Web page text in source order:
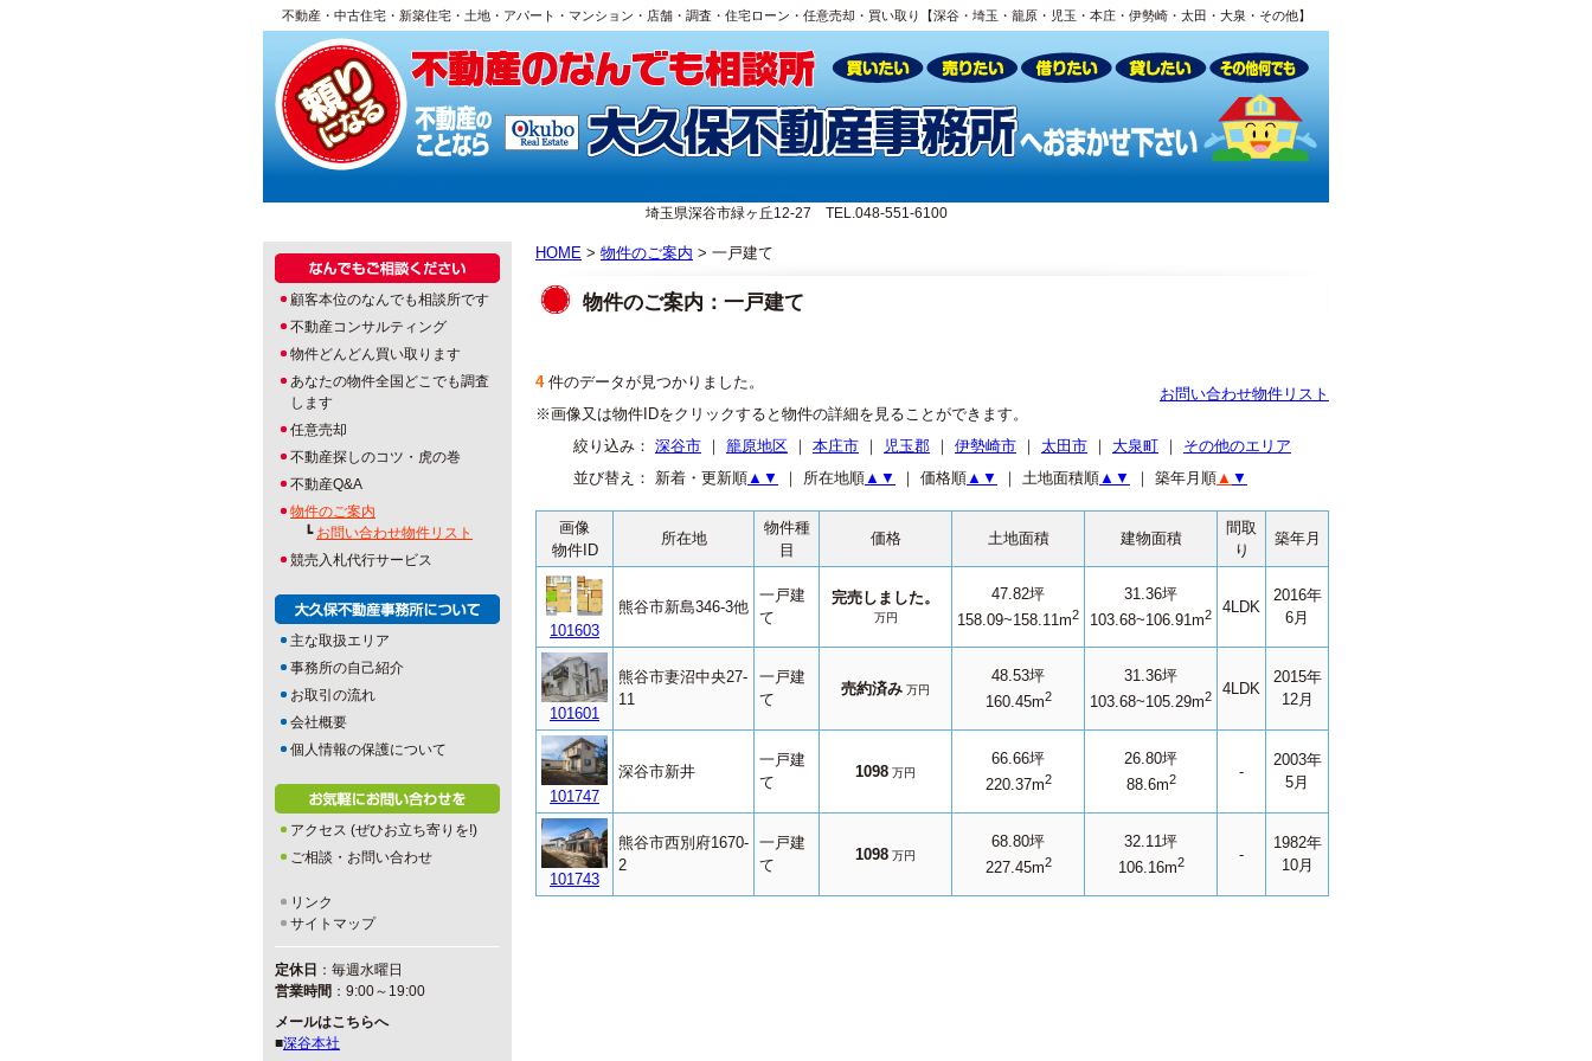
不動産・中古住宅・新築住宅・土地・アパート・マンション・店舗・調査・住宅ローン・任意売却・買い取り【深谷・埼玉・籠原・児玉・本庄・伊勢崎・太田・大泉・その他】
埼玉県深谷市緑ヶ丘12-27 TEL.048-551-6100
HOME > 物件のご案内 > 一戸建て
物件のご案内：一戸建て
4件のデータが見つかりました。
※画像又は物件IDをクリックすると物件の詳細を見ることができます。
お問い合わせ物件リスト
絞り込み： 深谷市 ｜ 籠原地区 ｜ 本庄市 ｜ 児玉郡 ｜ 伊勢崎市 ｜ 太田市 ｜ 大泉町 ｜ その他のエリア
並び替え： 新着・更新順▲ ▼ ｜ 所在地順▲ ▼ ｜ 価格順▲ ▼ ｜ 土地面積順▲ ▼ ｜ 築年月順▲ ▼
画像
物件ID
所在地
物件種
目
価格 土地面積 建物面積
間取
り
築年月
101603
熊谷市新島346-3他
一戸建
て
完売しました。
万円
47.82坪
158.09~158.11m2
31.36坪
103.68~106.91m2 4LDK
2016年
6月
101601
熊谷市妻沼中央27-
11
一戸建
て
売約済み 万円
48.53坪
160.45m2
31.36坪
103.68~105.29m2 4LDK
2015年
12月
101747
深谷市新井
一戸建
て
1098 万円
66.66坪
220.37m2
26.80坪
88.6m2 -
2003年
5月
101743
熊谷市西別府1670-
2
一戸建
て
1098 万円
68.80坪
227.45m2
32.11坪
106.16m2 -
1982年
10月
顧客本位のなんでも相談所です
不動産コンサルティング
物件どんどん買い取ります
あなたの物件全国どこでも調査
します
任意売却
不動産探しのコツ・虎の巻
不動産Q&A
物件のご案内
┗ お問い合わせ物件リスト
競売入札代行サービス
主な取扱エリア
事務所の自己紹介
お取引の流れ
会社概要
個人情報の保護について
アクセス (ぜひお立ち寄りを!)
ご相談・お問い合わせ
リンク
サイトマップ
定休日 ：毎週水曜日
営業時間 ：9:00～19:00
メールはこちらへ
■深谷本社